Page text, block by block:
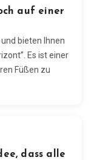
auf einer
bieten Ihnen
Es ist einer
Füßen zu
dass alle